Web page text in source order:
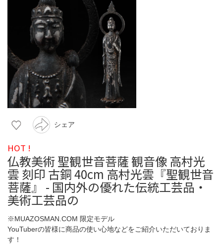
シェア
HOT !
仏教美術 聖観世音菩薩 観音像 高村光
雲 刻印 古銅 40cm 高村光雲『聖観世音
菩薩』 - 国内外の優れた伝統工芸品・
美術工芸品の
※MUAZOSMAN.COM 限定モデル
YouTuberの皆様に商品の使い心地などをご紹介いただいておりま
す！